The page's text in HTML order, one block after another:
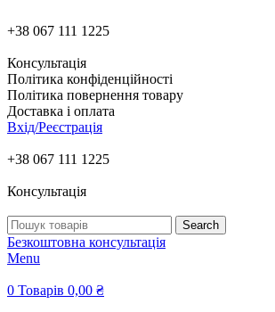
+38 067 111 1225
Консультація
Політика конфіденційності
Політика повернення товару
Доставка і оплата
Вхід/Реєстрація
+38 067 111 1225
Консультація
Search
Безкоштовна консультація
Menu
0 Товарів 0,00 ₴